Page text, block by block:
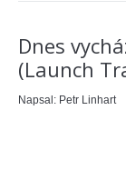
Dnes
(Launch
Napsal: Petr Linhart